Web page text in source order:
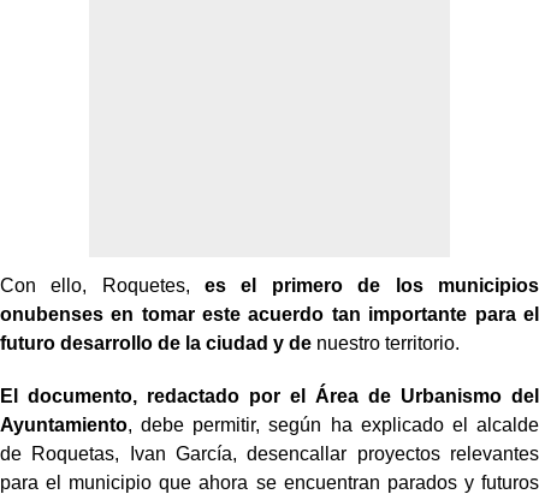
Con ello, Roquetes, es el primero de los municipios
onubenses en tomar este acuerdo tan importante para el
futuro desarrollo de la ciudad y de nuestro territorio.
El documento, redactado por el Área de Urbanismo del
Ayuntamiento, debe permitir, según ha explicado el alcalde
de Roquetas, Ivan García, desencallar proyectos relevantes
para el municipio que ahora se encuentran parados y futuros